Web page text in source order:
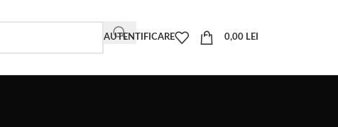
AUTENTIFICARE 0,00 LEI